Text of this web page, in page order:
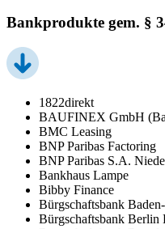
Bankprodukte gem. §
1822direkt
BAUFINEX GmbH
BMC Leasing
BNP Paribas Factoring
BNP Paribas S.A.
Bankhaus Lampe
Bibby Finance
Bürgschaftsbank
Bürgschaftsbank Berlin